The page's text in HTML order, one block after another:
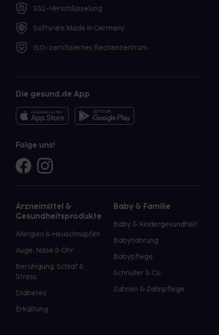
SSL-Verschlüsselung
Software Made in Germany
ISO-zertifiziertes Rechenzentrum
Die gesund.de App
Folge uns!
Arzneimittel &
Gesundheitsprodukte
Allergien & Heuschnupfen
Auge, Nase & Ohr
Beruhigung, Schlaf &
Stress
Diabetes
Erkältung
Baby & Familie
Baby & Kindergesundheit
Babynahrung
Babypflege
Schnuller & Co.
Zahnen & Zahnpflege